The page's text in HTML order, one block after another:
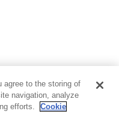
agree to the storing of
navigation, analyze
efforts.
Cookie